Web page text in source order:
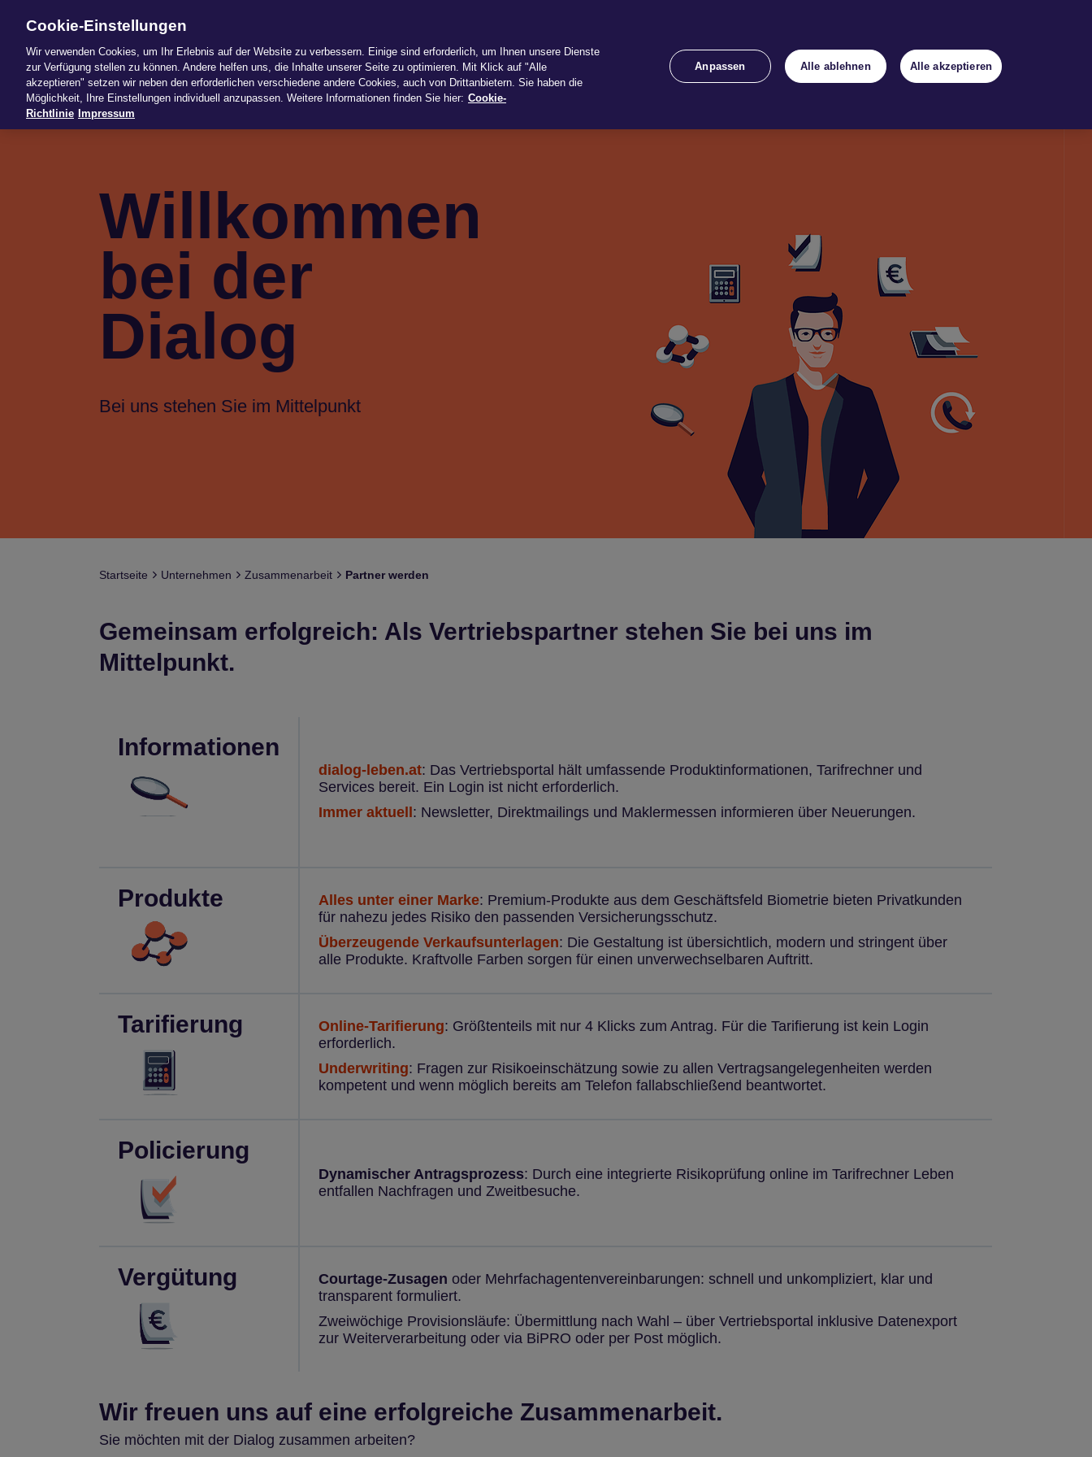
News Produkte Services Unternehmen Dow­n­loads Rechner Kon­takt
Willkommen
bei der
Dialog
Bei uns stehen Sie im Mittelpunkt
Start­seite Unter­neh­men Zusam­men­ar­beit Part­ner wer­den
Gemeinsam erfolgreich: Als Vertriebspartner stehen Sie bei uns im
Mittelpunkt.
Informationen
dialog-leben.at: Das Vertriebsportal hält umfassende Produktinformationen, Tarifrechner und
Services bereit. Ein Login ist nicht erforderlich.
Immer aktuell : Newsletter, Direktmailings und Maklermessen informieren über Neuerungen.
Produkte Alles unter einer Marke: Premium-Produkte aus dem Geschäftsfeld Biometrie bieten Privatkunden
für nahezu jedes Risiko den passenden Versicherungsschutz.
Überzeugende Verkaufsunterlagen: Die Gestaltung ist übersichtlich, modern und stringent über
alle Produkte. Kraftvolle Farben sorgen für einen unverwechselbaren Auftritt.
Tarifierung Online-Tarifierung: Größtenteils mit nur 4 Klicks zum Antrag. Für die Tarifierung ist kein Login
erforderlich.
Underwriting: Fragen zur Risikoeinschätzung sowie zu allen Vertragsangelegenheiten werden
kompetent und wenn möglich bereits am Telefon fallabschließend beantwortet.
Policierung
Dynamischer Antragsprozess: Durch eine integrierte Risikoprüfung online im Tarifrechner Leben
entfallen Nachfragen und Zweitbesuche.
Vergütung Courtage-Zusagen oder Mehrfachagentenvereinbarungen: schnell und unkompliziert, klar und
transparent formuliert.
Zweiwöchige Provisionsläufe: Übermittlung nach Wahl – über Vertriebsportal inklusive Datenexport
zur Weiterverarbeitung oder via BiPRO oder per Post möglich.
Wir freuen uns auf eine erfolgreiche Zusammenarbeit.
Sie möchten mit der Dialog zusammen arbeiten?
Cookie-Einstellungen
Wir verwenden Cookies, um Ihr Erlebnis auf der Website zu verbessern. Einige sind erforderlich, um Ihnen unsere Dienste
zur Verfügung stellen zu können. Andere helfen uns, die Inhalte unserer Seite zu optimieren. Mit Klick auf "Alle
akzeptieren" setzen wir neben den erforderlichen verschiedene andere Cookies, auch von Drittanbietern. Sie haben die
Möglichkeit, Ihre Einstellungen individuell anzupassen. Weitere Informationen finden Sie hier: Cookie-
Richtlinie Impressum
Anpassen Alle ablehnen Alle akzeptieren